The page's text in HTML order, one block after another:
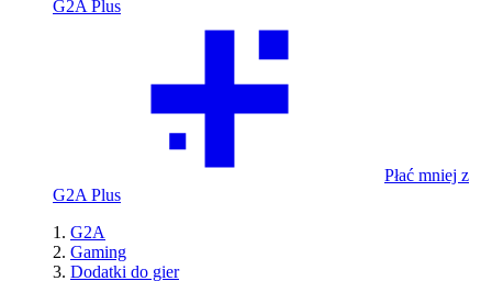
G2A Plus
Płać mniej z
G2A Plus
G2A
Gaming
Dodatki do gier